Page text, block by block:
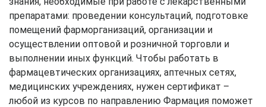
препаратами: проведении консультаций, подготовке
помещений фарморганизаций, организации и
осуществлении оптовой и розничной торговли и
выполнении иных функций. Чтобы работать в
фармацевтических организациях, аптечных сетях,
медицинских учреждениях, нужен сертификат –
любой из курсов по направлению Фармация поможет